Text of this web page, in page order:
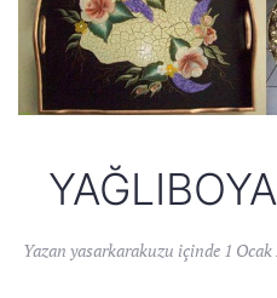
Yazan yasarkarakuzu içinde 1 Ocak